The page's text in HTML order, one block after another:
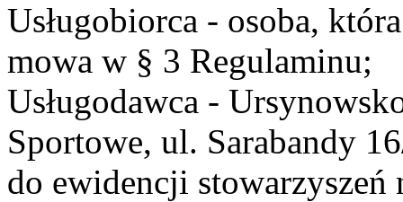
Usługobiorca - osoba,
mowa w § 3 Regulaminu;
Usługodawca -
Sportowe, ul. Sarabandy
do ewidencji stowarzyszeń